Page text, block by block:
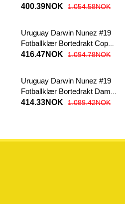
Barn Copa America 2024
400.39NOK 1.054.58NOK
Uruguay Darwin Nunez #19
Fotballklær Bortedrakt Copa
America 2024 Kortermet
416.47NOK 1.094.78NOK
Uruguay Darwin Nunez #19
Fotballklær Bortedrakt Dame
Copa America 2024
414.33NOK 1.089.42NOK